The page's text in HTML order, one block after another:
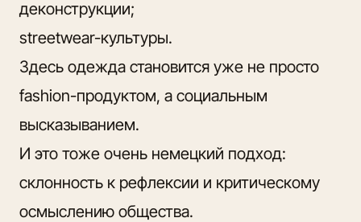
деконструкции;
streetwear-культуры.
Здесь одежда становится уже не просто
fashion-продуктом, а социальным
высказыванием.
И это тоже очень немецкий подход:
склонность к рефлексии и критическому
осмыслению общества.